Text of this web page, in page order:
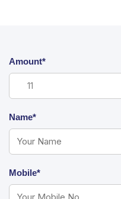
Amount*
Name*
Mobile*